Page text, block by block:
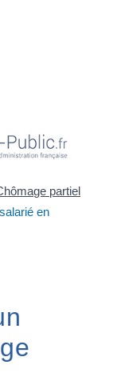
partiel
en